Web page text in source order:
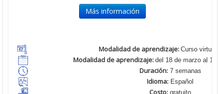
Más información
Modalidad de aprendizaje: Curso virtual
Modalidad de aprendizaje: del 18 de marzo al 14
Duración:7 semanas
Idioma: Español
Costo: gratuito